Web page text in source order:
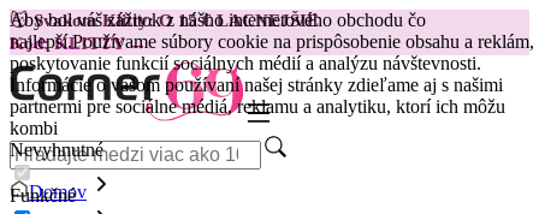
Aby bol váš zážitok z nášho internetového obchodu čo
najlepší.Používame súbory cookie na prispôsobenie obsahu a reklám,
poskytovanie funkcií sociálnych médií a analýzu návštevnosti.
Informácie o vašom používaní našej stránky zdieľame aj s našimi
partnermi pre sociálne médiá, reklamu a analytiku, ktorí ich môžu
kombi
Nevyhnutné
Funkčné
😽Svakom Klitty: O 15 € LACNEJŠIE
Kód: KLITTY →
Domov